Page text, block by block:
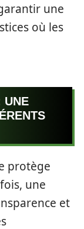
une
où les
UNE
protège
une
et